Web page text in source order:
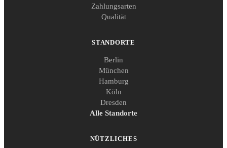
Zahlungsarten
Qualität
STANDORTE
Berlin
München
Hamburg
Köln
Dresden
Alle Standorte
NÜTZLICHES